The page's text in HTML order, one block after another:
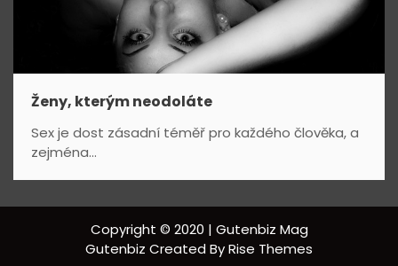
Ženy, kterým neodoláte
Sex je dost zásadní téměř pro každého člověka, a
zejména...
Copyright © 2020 | Gutenbiz Mag
Gutenbiz Created ByRise Themes